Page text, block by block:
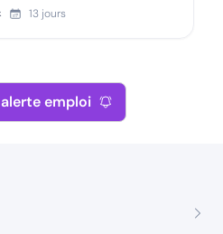
13 jours
emploi